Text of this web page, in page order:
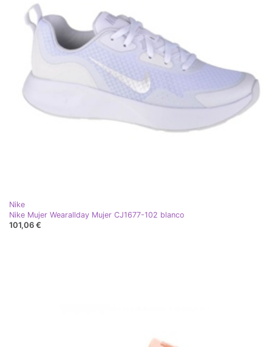
Nike
Nike Mujer Wearallday Mujer CJ1677-102 blanco
101,06 €